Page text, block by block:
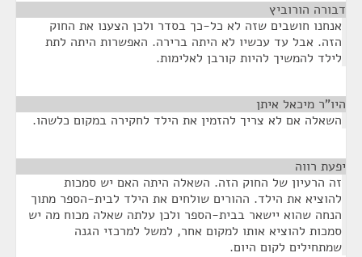
דבורה הורוביץ
אנחנו חושבים שזה לא כל-כך בסדר ולכן הצענו את החוק
הזה. אבל עד עכשיו לא היתה ברירה. האפשרות היתה לתת
לילד להמשיך להיות קורבן לאלימות.
היו"ר מיכאל איתן
השאלה אם לא צריך להזמין את הילד לחקירה במקום כלשהו.
יפעת רווה
זה הרעיון של החוק הזה. השאלה היתה האם יש סמכות
להוציא את הילד. ההורים שולחים את הילד לבית-הספר מתוך
הנחה שהוא יישאר בבית-הספר ולכן עלתה שאלה מכוח מה יש
סמכות להוציא אותו למקום אחר, למשל למרכזי הגנה
שמתחילים לקום היום.